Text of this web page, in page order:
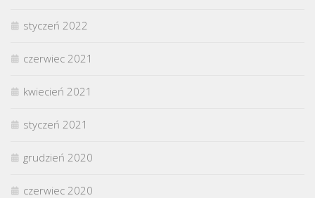
styczeń 2022
czerwiec 2021
kwiecień 2021
styczeń 2021
grudzień 2020
czerwiec 2020